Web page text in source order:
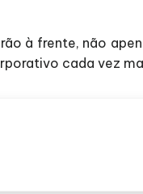
à frente, não
cada vez